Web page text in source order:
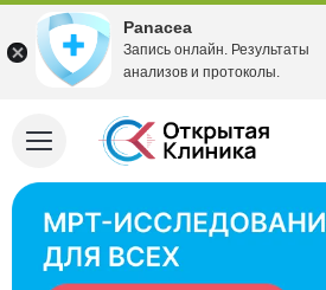
Panacea
Запись онлайн. Результаты
анализов и протоколы.